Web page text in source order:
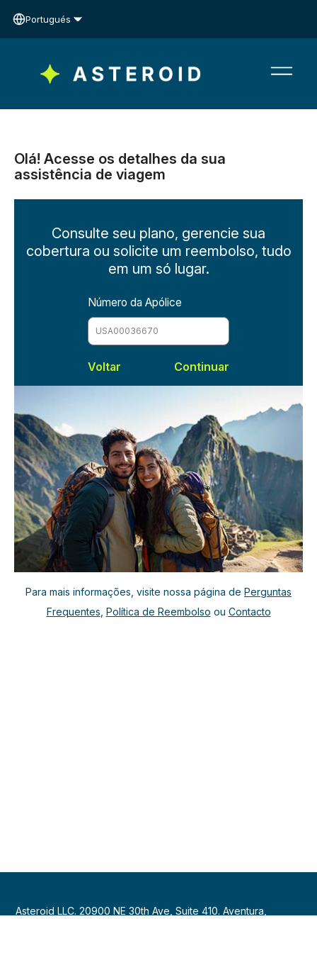
Portugués
Olá! Acesse os detalhes da sua
assistência de viagem
Consulte seu plano, gerencie sua
cobertura ou solicite um reembolso, tudo
em um só lugar.
Número da Apólice
Voltar
Para mais informações, visite nossa página de Perguntas
Frequentes Política de Reembolso ou Contacto
Asteroid LLC. 20900 NE 30th Ave, Suite 410. Aventura,